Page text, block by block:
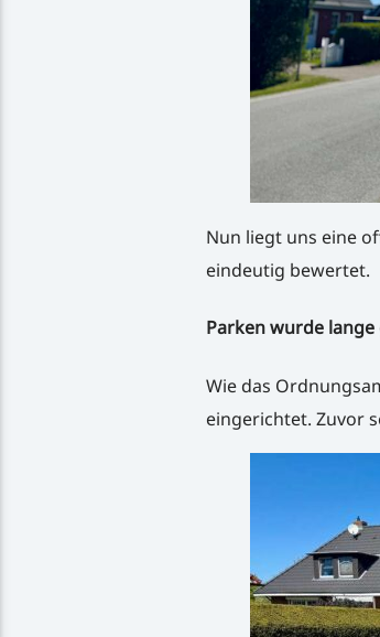
Nun liegt uns eine
eindeutig bewertet.
Parken wurde
Wie das
eingerichtet. Zuvor